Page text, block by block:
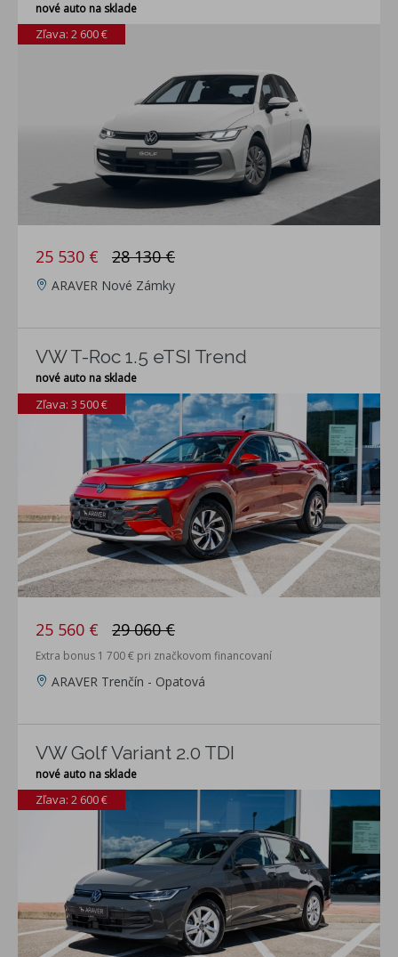
nové auto na sklade
Zľava: 2 600 €
25 530 € 28 130 €
ARAVER Nové Zámky
VW T-Roc 1.5 eTSI Trend
nové auto na sklade
Zľava: 3 500 €
25 560 € 29 060 €
Extra bonus 1 700 € pri značkovom financovaní
ARAVER Trenčín - Opatová
VW Golf Variant 2.0 TDI
nové auto na sklade
Zľava: 2 600 €